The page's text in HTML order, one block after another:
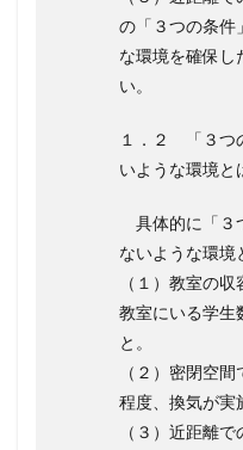
の「３つの条件
な環境を確保し
い。
１．２ 「３つ
いような環境と
具体的に「３
ないような環境
（１）教室の
教室にいる学生
と。
（２）密閉空
程度、換気が実
（３）近距離